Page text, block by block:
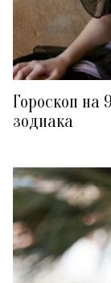
Гороскоп на
зодиака